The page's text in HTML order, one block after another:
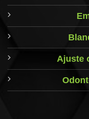
Ajuste